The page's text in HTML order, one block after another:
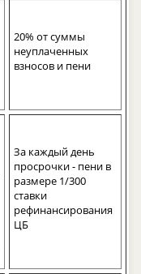
20% от суммы
неуплаченных
взносов и пени
За каждый день
просрочки - пени в
размере 1/300
ставки
рефинансирования
ЦБ